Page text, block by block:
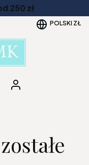
250 zł
POLSKI ZŁ
w koszyku: 0.
Zaloguj się